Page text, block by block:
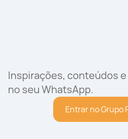
Inspirações, conteúdos
no seu WhatsApp.
Entrar no Grupo